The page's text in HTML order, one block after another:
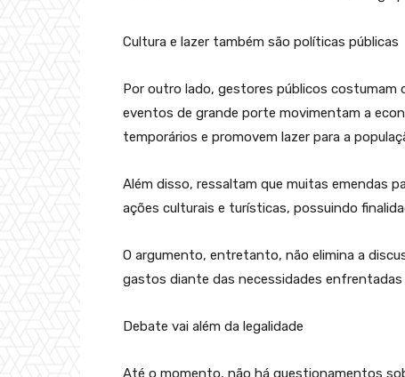
Cultura e lazer também são políticas públicas
Por outro lado, gestores públicos
eventos de grande porte movimentam a
temporários e promovem lazer para a
Além disso, ressaltam que muitas emendas
ações culturais e turísticas, possuindo
O argumento, entretanto, não elimina a
gastos diante das necessidades enfrentadas
Debate vai além da legalidade